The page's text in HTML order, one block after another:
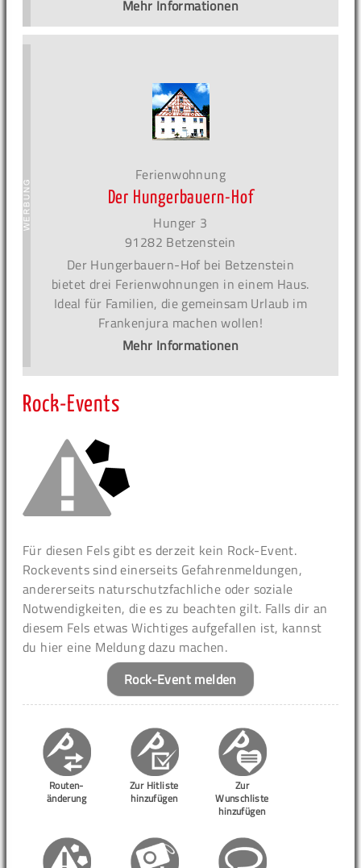
Mehr Informationen
Ferienwohnung
Der Hungerbauern-Hof
Hunger 3
91282 Betzenstein
Der Hungerbauern-Hof bei Betzenstein
bietet drei Ferienwohnungen in einem Haus.
Ideal für Familien, die gemeinsam Urlaub im
Frankenjura machen wollen!
Mehr Informationen
Rock-Events
Für diesen Fels gibt es derzeit kein Rock-Event.
Rockevents sind einerseits Gefahrenmeldungen,
andererseits naturschutzfachliche oder soziale
Notwendigkeiten, die es zu beachten gilt. Falls dir an
diesem Fels etwas Wichtiges aufgefallen ist, kannst
du hier eine Meldung dazu machen.
Rock-Event melden
Routen-
änderung
Zur Hitliste
hinzufügen
Zur
Wunschliste
hinzufügen